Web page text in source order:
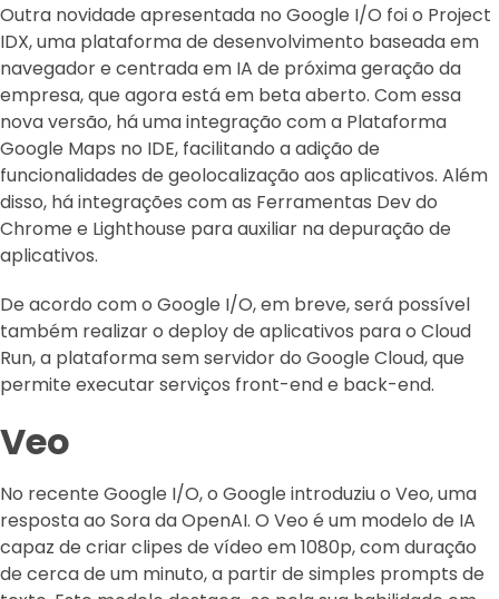
Outra novidade apresentada no Google I/O foi o Project
IDX, uma plataforma de desenvolvimento baseada em
navegador e centrada em IA de próxima geração da
empresa, que agora está em beta aberto. Com essa
nova versão, há uma integração com a Plataforma
Google Maps no IDE, facilitando a adição de
funcionalidades de geolocalização aos aplicativos. Além
disso, há integrações com as Ferramentas Dev do
Chrome e Lighthouse para auxiliar na depuração de
aplicativos.
De acordo com o Google I/O, em breve, será possível
também realizar o deploy de aplicativos para o Cloud
Run, a plataforma sem servidor do Google Cloud, que
permite executar serviços front-end e back-end.
Veo
No recente Google I/O, o Google introduziu o Veo, uma
resposta ao Sora da OpenAI. O Veo é um modelo de IA
capaz de criar clipes de vídeo em 1080p, com duração
de cerca de um minuto, a partir de simples prompts de